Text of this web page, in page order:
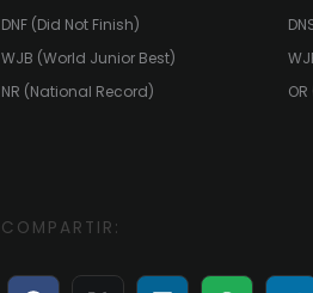
DNF (Did Not Finish)
WJB (World Junior Best)
NR (National Record)
COMPARTIR: